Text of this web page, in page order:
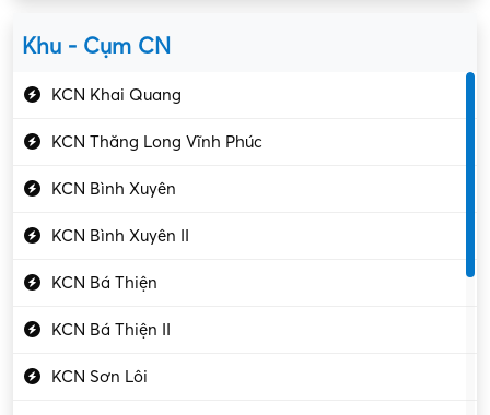
Kỹ sư cơ khí
Kỹ sư điện
Kỹ thuật cao
Kỹ thuật mạng – IT
Làm bán thời gian
Lao động phổ thông
Lập trình – Phát triển
Luật – Công chứng
Khu - Cụm CN
KCN Khai Quang
KCN Thăng Long Vĩnh Phúc
KCN Bình Xuyên
KCN Bình Xuyên II
KCN Bá Thiện
KCN Bá Thiện II
KCN Sơn Lôi